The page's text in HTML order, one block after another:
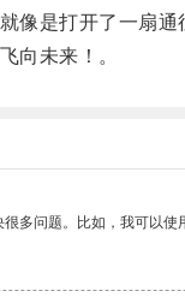
是打开了一扇通
未来！。
多问题。比如，我可以使